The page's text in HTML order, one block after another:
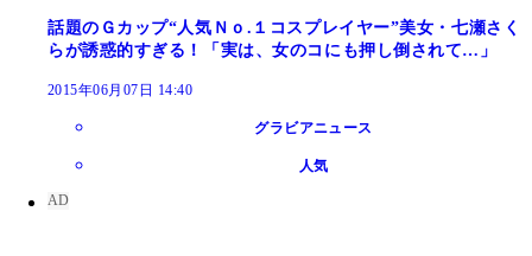
話題のＧカップ“人気Ｎｏ.１コスプレイヤー”美女・七瀬さく
らが誘惑的すぎる！「実は、女のコにも押し倒されて…」
2015年06月07日 14:40
グラビアニュース
人気